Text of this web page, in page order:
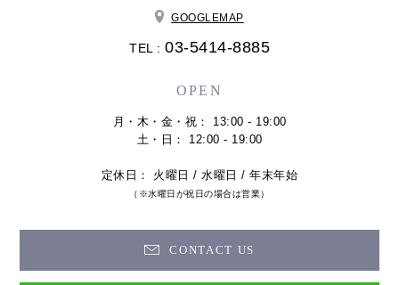
GOOGLEMAP
TEL : 03-5414-8885
OPEN
月・木・金・祝： 13:00 - 19:00
土・日： 12:00 - 19:00
定休日： 火曜日 / 水曜日 / 年末年始
（※水曜日が祝日の場合は営業）
CONTACT US